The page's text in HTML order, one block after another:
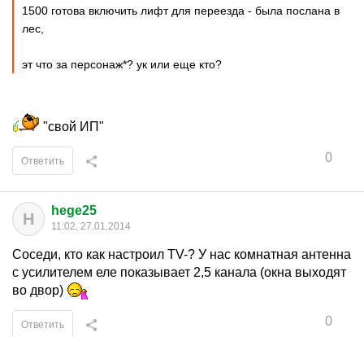
1500 готова включить лифт для переезда - была послана в
лес,
эт что за персонаж*? ук или еще кто?
"свой ИП"
0
Ответить
H hege25
11:02, 27.01.2014
Соседи, кто как настроил TV-? У нас комнатная антенна
с усилителем еле показывает 2,5 канала (окна выходят
во двор)
0
Ответить